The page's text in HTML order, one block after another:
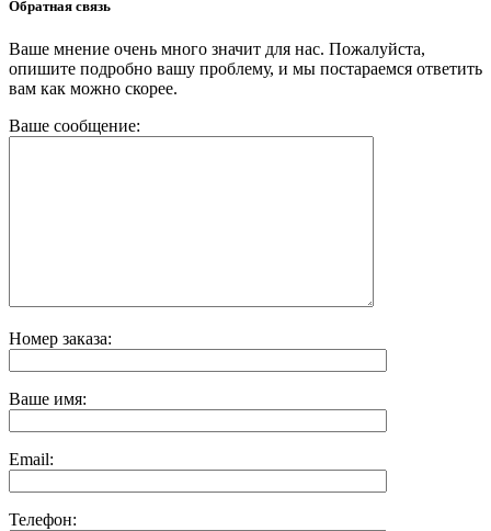
Обратная связь
Ваше мнение очень много значит для нас. Пожалуйста,
опишите подробно вашу проблему, и мы постараемся ответить
вам как можно скорее.
Ваше сообщение:
Номер заказа:
Ваше имя:
Email:
Телефон: